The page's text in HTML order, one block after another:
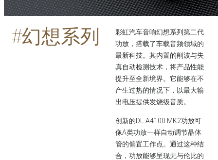
#幻想系列
彩虹汽车音响幻想系列第二代
功放，搭载了车载音频领域的
最新科技。其内置的削波与失
真自动检测技术，将产品性能
提升至全新境界。它能够在不
产生过热的情况下，以最大输
出电压提供发烧级音质。
创新的DL-A4100 MK2功放可
像A类功放一样自动调节晶体
管的偏置工作点。通过这种结
合，功放能够呈现无与伦比的